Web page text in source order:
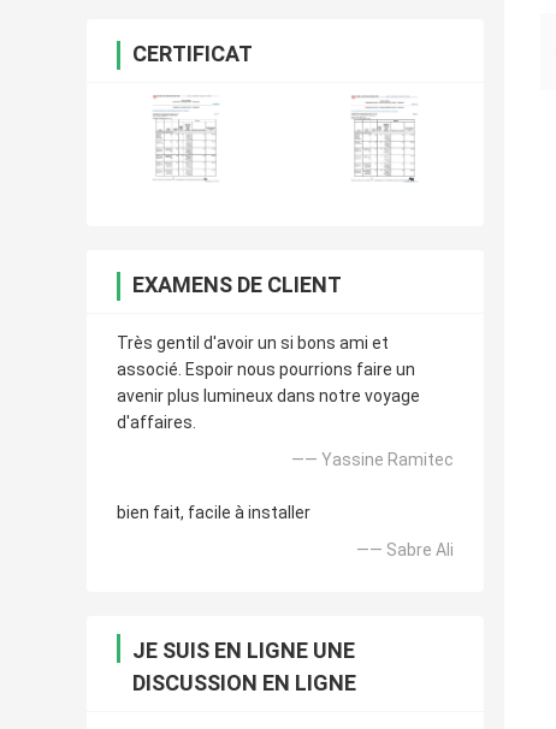
CERTIFICAT
EXAMENS DE CLIENT
Très gentil d'avoir un si bons ami et
associé. Espoir nous pourrions faire un
avenir plus lumineux dans notre voyage
d'affaires.
—— Yassine Ramitec
bien fait, facile à installer
—— Sabre Ali
JE SUIS EN LIGNE UNE
DISCUSSION EN LIGNE